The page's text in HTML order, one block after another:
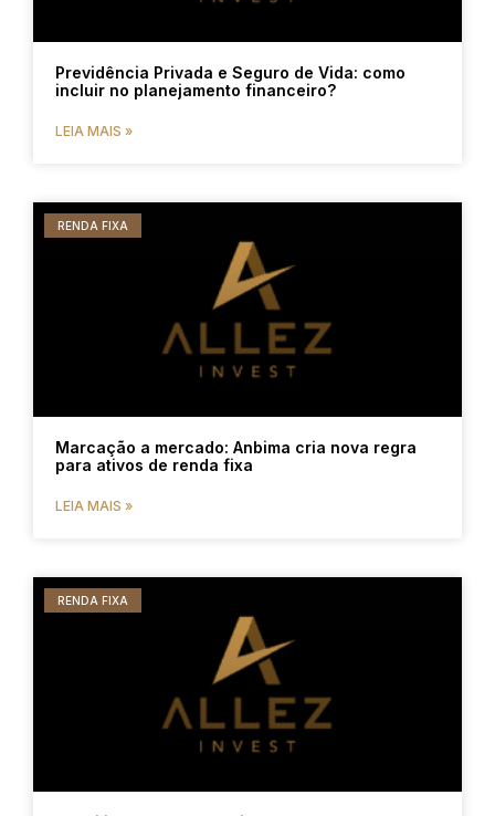
Previdência Privada e Seguro de Vida: como
incluir no planejamento financeiro?
LEIA MAIS »
RENDA FIXA
Marcação a mercado: Anbima cria nova regra
para ativos de renda fixa
LEIA MAIS »
RENDA FIXA